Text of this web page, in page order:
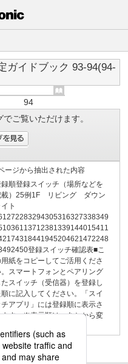
ガイドブック 93-94(94-
94
ご覧いただけます。
ージから抽出された内容
順登録スイッチ（場所などを
載）25例1F リビング ダウン
ト
登録スイッチ確認表■こ
紙をコピーしてご活用くださ
。スマートフォンとペアリング
たスイッチ（受信器）を登録し
に記入してください。「スイ
チアプリ」には登録順に表示さ
ます。※表示順は、あとから変